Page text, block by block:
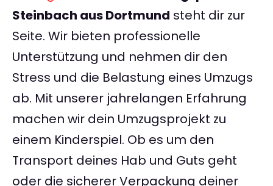
Steinbach aus Dortmund steht dir zur
Seite. Wir bieten professionelle
Unterstützung und nehmen dir den
Stress und die Belastung eines Umzugs
ab. Mit unserer jahrelangen Erfahrung
machen wir dein Umzugsprojekt zu
einem Kinderspiel. Ob es um den
Transport deines Hab und Guts geht
oder die sicherer Verpackung deiner